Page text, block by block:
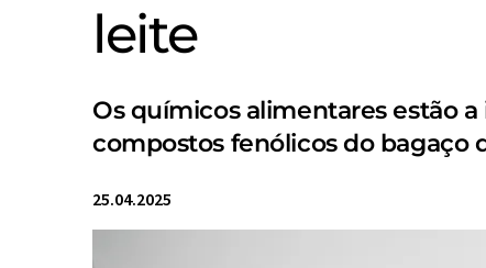
leite
Os químicos alimentares estão
compostos fenólicos do bagaço
25.04.2025